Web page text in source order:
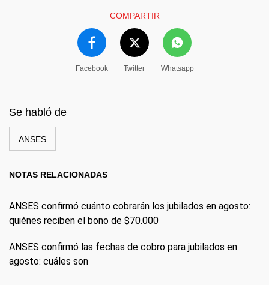
COMPARTIR
Facebook Twitter Whatsapp
Se habló de
ANSES
NOTAS RELACIONADAS
ANSES confirmó cuánto cobrarán los jubilados en agosto:
quiénes reciben el bono de $70.000
ANSES confirmó las fechas de cobro para jubilados en
agosto: cuáles son